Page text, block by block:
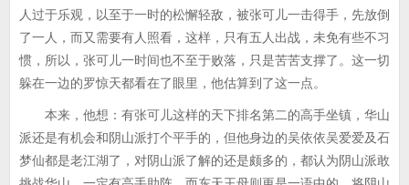
人过于乐观，以至于一时的松懈轻敌，被张可儿一击得手，先放倒
了一人，而又需要有人照看，这样，只有五人出战，未免有些不习
惯，所以，张可儿一时间也不至于败落，只是苦苦支撑了。这一切
躲在一边的罗惊天都看在了眼里，他估算到了这一点。
本来，他想：有张可儿这样的天下排名第二的高手坐镇，华山
派还是有机会和阴山派打个平手的，但他身边的吴依依吴爱爱及石
梦仙都是老江湖了，对阴山派了解的还是颇多的，都认为阴山派敢